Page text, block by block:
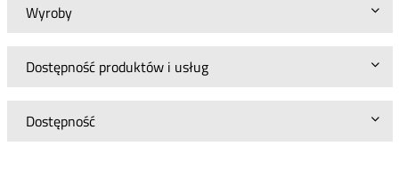
Wyroby
Dostępność produktów i usług
Dostępność